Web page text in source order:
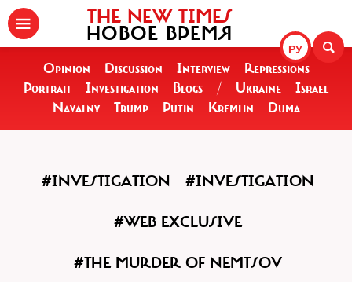
РУ
THE NEW TIMES
НОВОЕ ВРЕМЯ
Opinion Discussion Interview
Repressions
Portrait
Investigation Blogs / Ukraine
Israel
Navalny
Trump Putin Kremlin Duma
#INVESTIGATION #INVESTIGATION
#WEB EXCLUSIVE
#THE MURDER OF NEMTSOV